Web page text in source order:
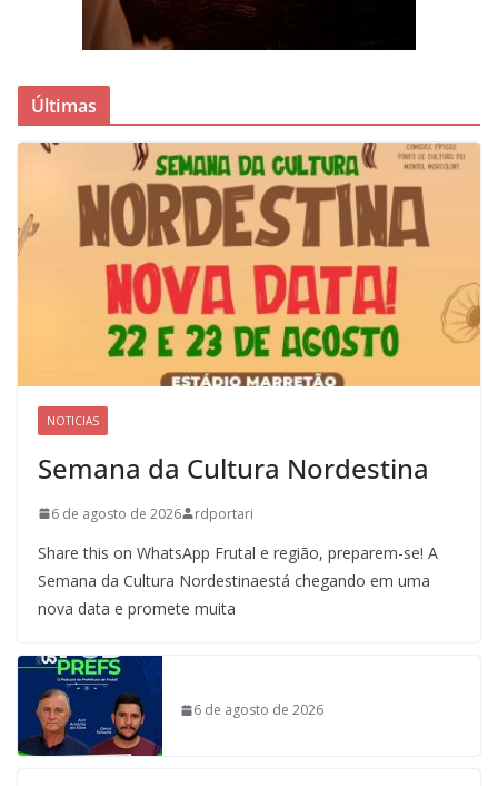
Últimas
NOTICIAS
Semana da Cultura Nordestina
6 de agosto de 2026 rdportari
Share this on WhatsApp Frutal e região, preparem-se! A
Semana da Cultura Nordestinaestá chegando em uma
nova data e promete muita
6 de agosto de 2026